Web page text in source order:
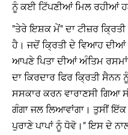
ਨੂੰ ਕਈ ਟਿੱਪਣੀਆਂ ਮਿਲ ਰਹੀਆਂ
"ਤੇਰੇ ਇਸ਼ਕ ਮੇਂ" ਦਾ ਟੀਜ਼ਰ
ਹੈ। ਜਦੋਂ ਕ੍ਰਿਤੀ ਦੇ ਵਿਆਹ
ਆਪਣੇ ਪਿਤਾ ਦੀਆਂ ਅੰਤਿਮ
ਦਾ ਕਿਰਦਾਰ ਫਿਰ ਕ੍ਰਿਤੀ ਸੈਨਨ
ਸਸਕਾਰ ਕਰਨ ਵਾਰਾਣਸੀ ਗਿਆ
ਗੰਗਾ ਜਲ ਲਿਆਵਾਂਗਾ। ਤੁਸੀਂ
ਪੁਰਾਣੇ ਪਾਪਾਂ ਨੂੰ ਧੋਵੋ।" ਇਸ ਦੇ